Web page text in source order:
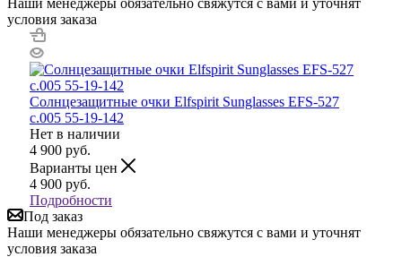
условия заказа
Солнцезащитные очки Elfspirit Sunglasses EFS-527
с.005 55-19-142
Нет в наличии
4 900 руб.
Варианты цен
4 900 руб.
Подробности
Под заказ
Наши менеджеры обязательно свяжутся с вами и уточнят
условия заказа